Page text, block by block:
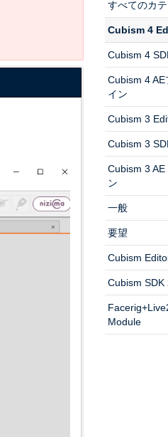
すべてのカテ
Cubism 4
Cubism 4
Cubism 4 AE
イン
Cubism 3
Cubism 3
Cubism 3 AE
ン
一般
要望
Cubism
Cubism SDK
Module